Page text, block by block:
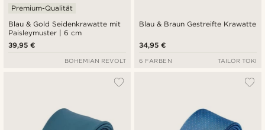
Blau & Gold Seidenkrawatte mit
Paisleymuster | 6 cm
Premium-Qualität
39,95 €
BOHEMIAN REVOLT
Blau & Braun Gestreifte Krawatte
34,95 €
6 FARBEN TAILOR TOKI